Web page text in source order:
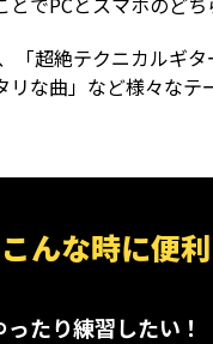
「超絶テクニカルギ
リな曲」など様々なテ
こんな時に便利
たり練習したい！